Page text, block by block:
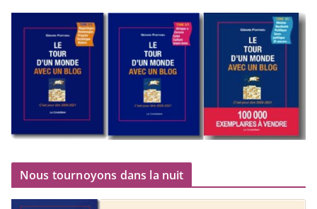
Nous tournoyons dans la nuit